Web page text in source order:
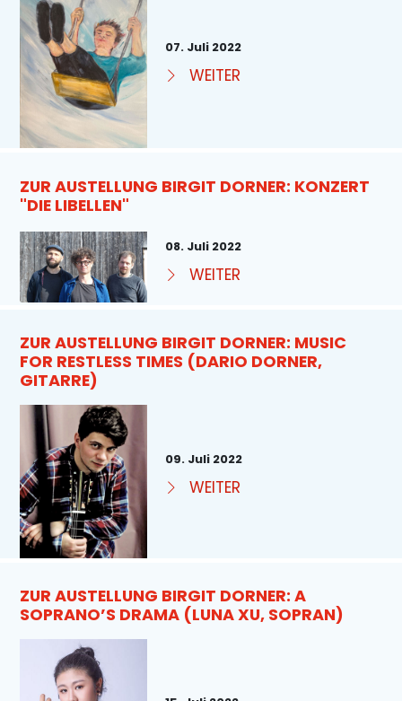
07. Juli 2022
WEITER
ZUR AUSTELLUNG BIRGIT DORNER: KONZERT
"DIE LIBELLEN"
08. Juli 2022
WEITER
ZUR AUSTELLUNG BIRGIT DORNER: MUSIC
FOR RESTLESS TIMES (DARIO DORNER,
GITARRE)
09. Juli 2022
WEITER
ZUR AUSTELLUNG BIRGIT DORNER: A
SOPRANO’S DRAMA (LUNA XU, SOPRAN)